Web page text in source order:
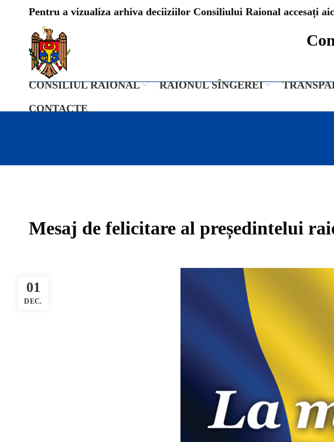
Pentru a vizualiza arhiva deciiziilor Consiliului Raional accesați
CONSILIUL RAIONAL RAIONUL SÎNGEREI
CONTACTE
Mesaj de felicitare al președintelui
01
DEC.